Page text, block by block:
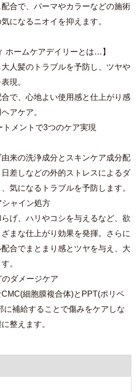
合で、パーマやカラーなどの施術
になるニオイを抑えます。
ホームケアデイリーとは…】
人髪のトラブルを予防し、ツヤや
現。
で、心地よい使用感と仕上がり感
アケア。
メントで3つのケア実現
来の洗浄成分とスキンケア成分配
差しなどの外的ストレスによるダ
気になるトラブルを予防します。
シャイン処方
げ、ハリやコシを与えるなど、欲
まな仕上がり効果を発揮。さらに
合でまとまり感とツヤを与え、大
。
ダメージケア
細胞膜複合体)とPPT(ポリペ
に補給することで傷みをケアしな
整えます。